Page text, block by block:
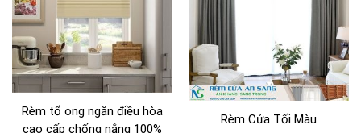
Rèm tổ ong ngăn điều hòa
cao cấp chống nắng 100%
Rèm Cửa Tối Màu